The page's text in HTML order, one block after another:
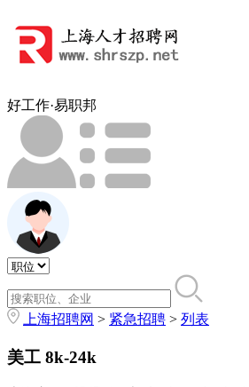
好工作·易职邦
上海招聘网 > 紧急招聘 > 列表
美工 8k-24k